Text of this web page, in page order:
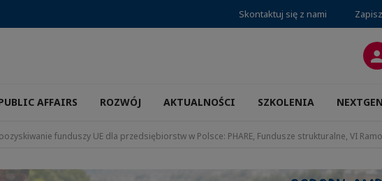
Skontaktuj się z nami
AFFAIRS ROZWÓJ AKTUALNOŚCI SZKOLENIA NEXTGEN
funduszy UE dla przedsiębiorstw w Polsce: PHARE, Fundusze strukturalne, VI